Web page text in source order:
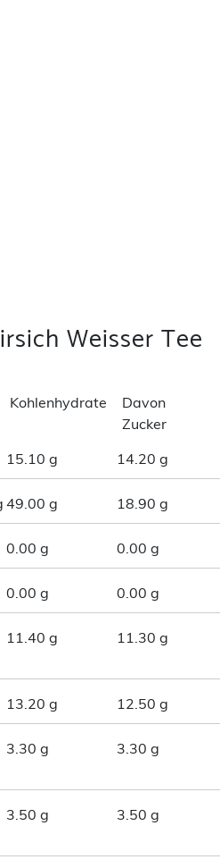
Weisser Tee
Kohlenhydrate
Davon
Zucker
15.10 g 14.20 g
49.00 g 18.90 g
0.00 g 0.00 g
0.00 g 0.00 g
11.40 g 11.30 g
13.20 g 12.50 g
3.30 g 3.30 g
3.50 g 3.50 g